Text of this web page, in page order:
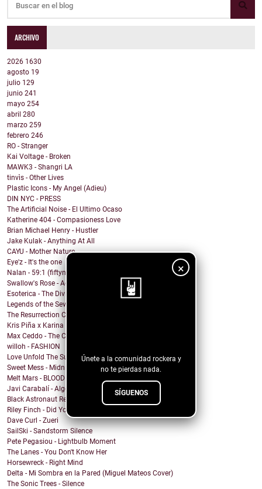
×
Únete a la comunidad rockera y
no te pierdas nada.
SÍGUENOS
ARCHIVO
2026 1630
agosto 19
julio 129
junio 241
mayo 254
abril 280
marzo 259
febrero 246
RO - Stranger
Kai Voltage - Broken
MAWK3 - Shangri LA
tinvìs - Other Lives
Plastic Icons - My Angel (Adieu)
DIN NYC - PRESS
The Artificial Noise - El Ultimo Ocaso
Katherine 404 - Compasioness Love
Brian Michael Henry - Hustler
Jake Kulak - Anything At All
CAYU - Mother Nature
Eye'z - It's the one
Nalan - 59:1 (fiftynine to one)
Swallow's Rose - Accept Myself (feat. Catapults)
Esoterica - The Divide Acoustic (Live)
Legends of the Seven Golden Vampires - Come Home
The Resurrection Club - Survival
Kris Piña x Karina Vélez - June (Junio)
Max Ceddo - The Crack-Up
willoh - FASHION
Love Unfold The Sun - Delirium (live)
Sweet Mess - Midnight Knows my Name
Melt Mars - BLOOD MOON
Javi Carabalí - Algo Mágico Javi ...
Black Astronaut Records - ai12die
Riley Finch - Did You Even Flinch?
Dave Curl - Zueri
SailSki - Sandstorm Silence
Pete Pegasiou - Lightbulb Moment
The Lanes - You Don't Know Her
Horsewreck - Right Mind
Delta - Mi Sombra en la Pared (Miguel Mateos Cover)
The Sonic Trees - Silence